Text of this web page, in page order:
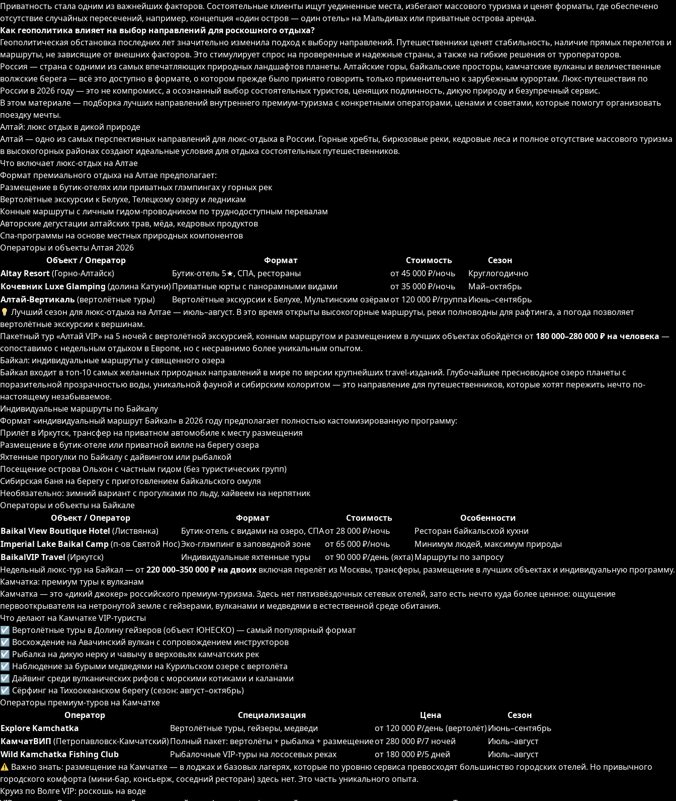
ГЛАВНАЯ
О ПРОЕКТЕ
ПРИВИЛЕГИИ
Приватность стала одним из важнейших факторов. Состоятельные клиенты ищут уединенные места, избегают массового туризма и ценят форматы, где обеспечено
отсутствие случайных пересечений, например, концепция «один остров — один отель» на Мальдивах или приватные острова аренда.
Как геополитика влияет на выбор направлений для роскошного отдыха?
Геополитическая обстановка последних лет значительно изменила подход к выбору направлений. Путешественники ценят стабильность, наличие прямых перелетов и
маршруты, не зависящие от внешних факторов. Это стимулирует спрос на проверенные и надежные страны, а также на гибкие решения от туроператоров.
Россия — страна с одними из самых впечатляющих природных ландшафтов планеты. Алтайские горы, байкальские просторы, камчатские вулканы и величественные
волжские берега — всё это доступно в формате, о котором прежде было принято говорить только применительно к зарубежным курортам. Люкс-путешествия по
России в 2026 году — это не компромисс, а осознанный выбор состоятельных туристов, ценящих подлинность, дикую природу и безупречный сервис.
В этом материале — подборка лучших направлений внутреннего премиум-туризма с конкретными операторами, ценами и советами, которые помогут организовать
поездку мечты.
Алтай: люкс отдых в дикой природе
Алтай — одно из самых перспективных направлений для люкс-отдыха в России. Горные хребты, бирюзовые реки, кедровые леса и полное отсутствие массового туризма
в высокогорных районах создают идеальные условия для отдыха состоятельных путешественников.
Что включает люкс-отдых на Алтае
Формат премиального отдыха на Алтае предполагает:
Размещение в бутик-отелях или приватных глэмпингах у горных рек
Вертолётные экскурсии к Белухе, Телецкому озеру и ледникам
Конные маршруты с личным гидом-проводником по труднодоступным перевалам
Авторские дегустации алтайских трав, мёда, кедровых продуктов
Спа-программы на основе местных природных компонентов
Операторы и объекты Алтая 2026
Объект / Оператор
Формат Стоимость
Сезон
Altay Resort(Горно-Алтайск) Бутик-отель 5★, СПА, рестораны от 45 000 ₽/ночь
Круглогодично
Кочевник Luxe Glamping (долина Катуни)Приватные юрты с панорамными видами от 35 000 ₽/ночь
Май–октябрь
Алтай-Вертикаль(вертолётные туры) Вертолётные экскурсии к Белухе, Мультинским озёрамот 120 000 ₽/группаИюнь–сентябрь
Лучший сезон для люкс-отдыха на Алтае — июль–август. В это время открыты высокогорные маршруты, реки полноводны для рафтинга, а погода позволяет
вертолётные экскурсии к вершинам.
Пакетный тур «Алтай VIP» на 5 ночей с вертолётной экскурсией, конным маршрутом и размещением в лучших объектах обойдётся от 180 000–280 000 ₽ на человека —
сопоставимо с недельным отдыхом в Европе, но с несравнимо более уникальным опытом.
Байкал: индивидуальные маршруты у священного озера
Байкал входит в топ-10 самых желанных природных направлений в мире по версии крупнейших travel-изданий. Глубочайшее пресноводное озеро планеты с
поразительной прозрачностью воды, уникальной фауной и сибирским колоритом — это направление для путешественников, которые хотят пережить нечто по-
настоящему незабываемое.
Индивидуальные маршруты по Байкалу
Формат «индивидуальный маршрут Байкал» в 2026 году предполагает полностью кастомизированную программу:
Прилёт в Иркутск, трансфер на приватном автомобиле к месту размещения
Размещение в бутик-отеле или приватной вилле на берегу озера
Яхтенные прогулки по Байкалу с дайвингом или рыбалкой
Посещение острова Ольхон с частным гидом (без туристических групп)
Сибирская баня на берегу с приготовлением байкальского омуля
Необязательно: зимний вариант с прогулками по льду, хайвеем на нерпятник
Операторы и объекты на Байкале
Объект / Оператор
Формат Стоимость
Особенности
Baikal View Boutique Hotel (Листвянка) Бутик-отель с видами на озеро, СПАот 28 000 ₽/ночь
Ресторан байкальской кухни
Imperial Lake Baikal Camp(п-ов Святой Нос)Эко-глэмпинг в заповедной зоне от 65 000 ₽/ночь
Минимум людей, максимум природы
BaikalVIP Travel (Иркутск) Индивидуальные яхтенные туры от 90 000 ₽/день (яхта)Маршруты по запросу
Недельный люкс-тур на Байкал — от220 000–350 000 ₽ на двоих включая перелёт из Москвы, трансферы, размещение в лучших объектах и индивидуальную программу.
Камчатка: премиум туры к вулканам
Камчатка — это «дикий джокер» российского премиум-туризма. Здесь нет пятизвёздочных сетевых отелей, зато есть нечто куда более ценное: ощущение
первооткрывателя на нетронутой земле с гейзерами, вулканами и медведями в естественной среде обитания.
Что делают на Камчатке VIP-туристы
☑ Вертолётные туры в Долину гейзеров (объект ЮНЕСКО) — самый популярный формат
☑ Восхождение на Авачинский вулкан с сопровождением инструкторов
☑ Рыбалка на дикую нерку и чавычу в верховьях камчатских рек
☑ Наблюдение за бурыми медведями на Курильском озере с вертолёта
☑ Дайвинг среди вулканических рифов с морскими котиками и каланами
☑ Сёрфинг на Тихоокеанском берегу (сезон: август–октябрь)
Операторы премиум-туров на Камчатке
Оператор
Специализация Цена
Сезон
Explore Kamchatka
Вертолётные туры, гейзеры, медведи от 120 000 ₽/день (вертолёт)Июнь–сентябрь
КамчатВИП (Петропавловск-Камчатский)Полный пакет: вертолёты + рыбалка + размещениеот 280 000 ₽/7 ночей
Июль–август
Wild Kamchatka Fishing Club
Рыбалочные VIP-туры на лососевых реках от 180 000 ₽/5 дней
Июль–август
Важно знать: размещение на Камчатке — в лоджах и базовых лагерях, которые по уровню сервиса превосходят большинство городских отелей. Но привычного
городского комфорта (мини-бар, консьерж, соседний ресторан) здесь нет. Это часть уникального опыта.
Круиз по Волге VIP: роскошь на воде